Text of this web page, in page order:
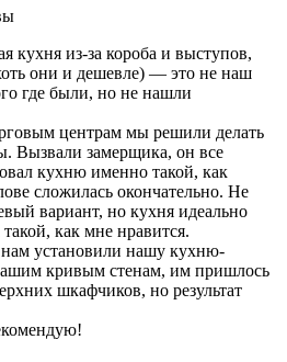
кухня из-за короба и выступов,
они и дешевле) — это не наш
где были, но не нашли
центрам мы решили делать
Вызвали замерщика, он все
кухню именно такой, как
сложилась окончательно. Не
вариант, но кухня идеально
как мне нравится.
установили нашу кухню-
кривым стенам, им пришлось
шкафчиков, но результат